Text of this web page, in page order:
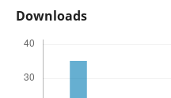
Downloads